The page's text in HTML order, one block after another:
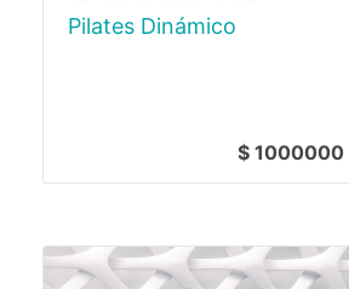
Pilates Dinámico
$ 1000000